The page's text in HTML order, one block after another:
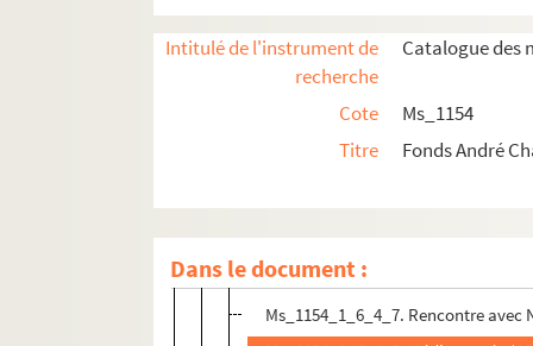
Intitulé de l'instrument de
recherche
Catalogue des
Cote
Ms_1154
Titre
Fonds André
Dans le document :
Ms_1154_1_6_3. Années 1940
Ms_1154_1_6_4. Articles parus dans
Ms_1154_1_6_4_2. Mistral et
Ms_1154_1_6_4_4. D'Oxford à
Ms_1154_1_6_4_5. Dialogue au-
Ms_1154_1_6_4_6. Critique
Ms_1154_1_6_4_7. Rencontre avec